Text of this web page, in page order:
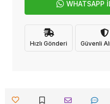
WHATSAPP
Hızlı Gönderi Güvenli